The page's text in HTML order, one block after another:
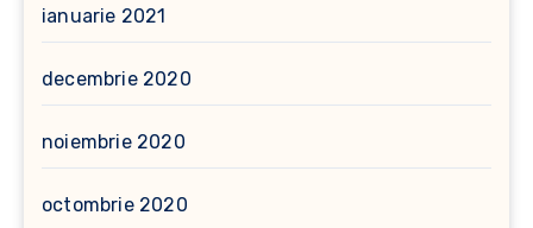
ianuarie 2021
decembrie 2020
noiembrie 2020
octombrie 2020